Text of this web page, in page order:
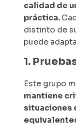
calidad de
práctica.
distinto de
puede
1.
Este grupo
mantiene
situaciones